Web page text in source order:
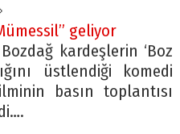
geliyor
kardeşlerin ‘Boz
üstlendiği komedi
basın toplantısı